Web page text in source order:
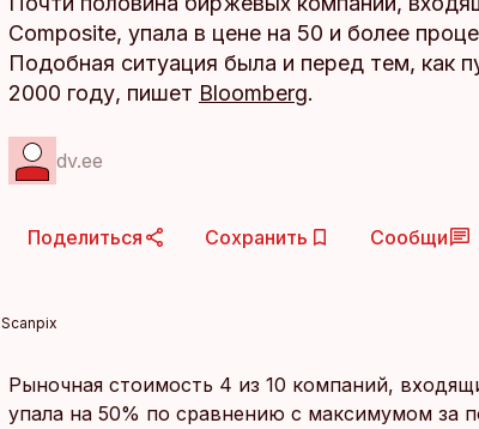
Composite, упала в цене на 50 и более
Подобная ситуация была и перед тем, как
2000 году, пишет Bloomberg.
dv.ee
Поделиться Сохранить Сообщи
Scanpix
Рыночная стоимость 4 из 10 компаний,
упала на 50% по сравнению с максимумом за